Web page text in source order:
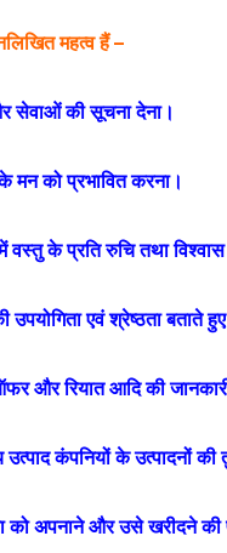
महत्व हैं –
सेवाओं की सूचना देना।
मन को प्रभावित करना।
वस्तु के प्रति रुचि तथा
उपयोगिता एवं श्रेष्ठता बताते
और रियात आदि की जानकारी
उत्पाद कंपनियों के उत्पादनों
अपनाने और उसे खरीदने की